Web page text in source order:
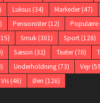
Luksus(34) Markeder(47)
Pensionister(12) Populære
Smuk(301) Sport(128)
Sæson (32) Teater(70)
Underholdning(73) Vejr
Vis(46) Øen (126)